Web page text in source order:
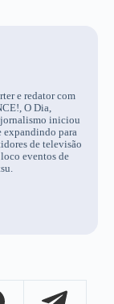
e redator com
O Dia,
jornalismo iniciou
expandindo para
de televisão
eventos de